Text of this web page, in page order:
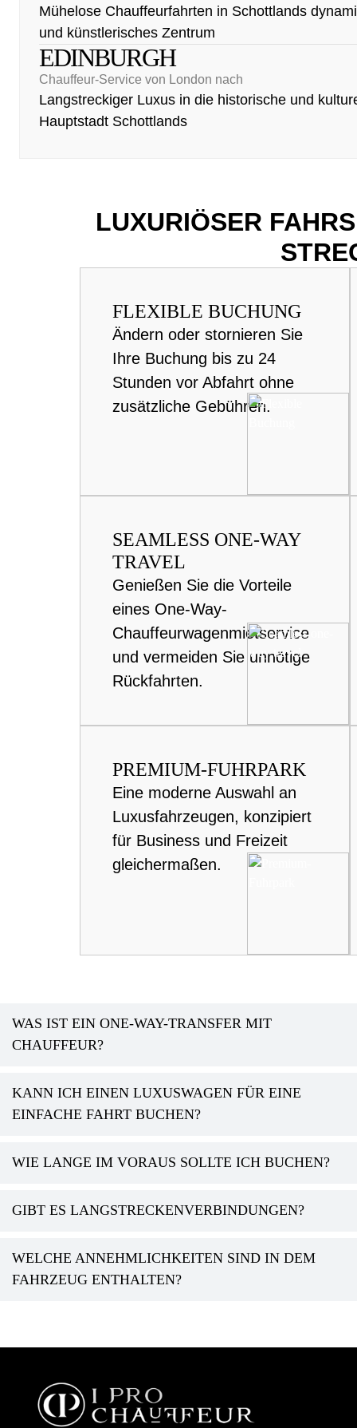
Mühelose Chauffeurfahrten in Schottlands
und künstlerisches Zentrum
EDINBURGH
Chauffeur-Service von London nach
Langstreckiger Luxus in die historische und
Hauptstadt Schottlands
LUXURIÖSER
FLEXIBLE BUCHUNG
Ändern oder stornieren Sie
Ihre Buchung bis zu 24
Stunden vor Abfahrt ohne
zusätzliche Gebühren.
SEAMLESS ONE-WAY
TRAVEL
Genießen Sie die Vorteile
eines One-Way-
Chauffeurwagenmietservice
und vermeiden Sie unnötige
Rückfahrten.
PREMIUM-FUHRPARK
Eine moderne Auswahl an
Luxusfahrzeugen, konzipiert
für Business und Freizeit
gleichermaßen.
WAS IST EIN ONE-WAY-TRANSFER MIT
CHAUFFEUR?
KANN ICH EINEN LUXUSWAGEN FÜR EINE
EINFACHE FAHRT BUCHEN?
WIE LANGE IM VORAUS SOLLTE ICH BUCHEN?
GIBT ES LANGSTRECKENVERBINDUNGEN?
WELCHE ANNEHMLICHKEITEN SIND IN DEM
FAHRZEUG ENTHALTEN?